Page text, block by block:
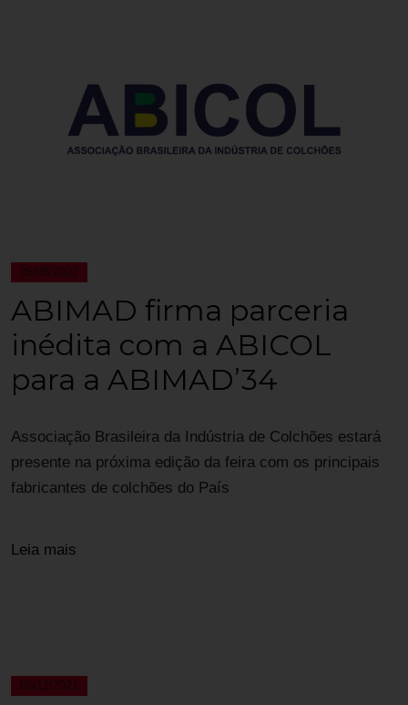
05/05/2022
ABIMAD firma parceria
inédita com a ABICOL
para a ABIMAD’34
Associação Brasileira da Indústria de Colchões estará
presente na próxima edição da feira com os principais
fabricantes de colchões do País
Leia mais
05/12/2021